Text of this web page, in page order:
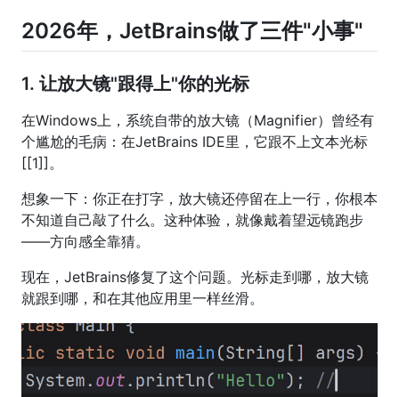
2026年，JetBrains做了三件"小事"
1. 让放大镜"跟得上"你的光标
在Windows上，系统自带的放大镜（Magnifier）曾经有
个尴尬的毛病：在JetBrains IDE里，它跟不上文本光标
[[1]]。
想象一下：你正在打字，放大镜还停留在上一行，你根本
不知道自己敲了什么。这种体验，就像戴着望远镜跑步
——方向感全靠猜。
现在，JetBrains修复了这个问题。光标走到哪，放大镜
就跟到哪，和在其他应用里一样丝滑。